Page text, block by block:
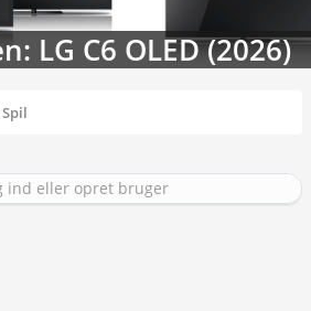
Nyt i august
ind eller opret bruger